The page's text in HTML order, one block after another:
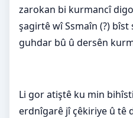
zarokan bi kurmancî
şagirtê wî Ssmaîn (?)
guhdar bû û dersên
Li gor atiştê ku min
erdnîgarê jî çêkiriye û tê